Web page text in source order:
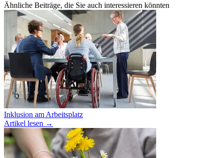
Ähnliche Beiträge, die Sie auch interessieren könnten
Inklusion am Arbeitsplatz
Artikel lesen →